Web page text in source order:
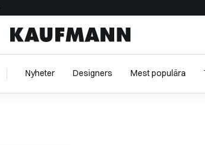
Nyheter Designers Mest populära